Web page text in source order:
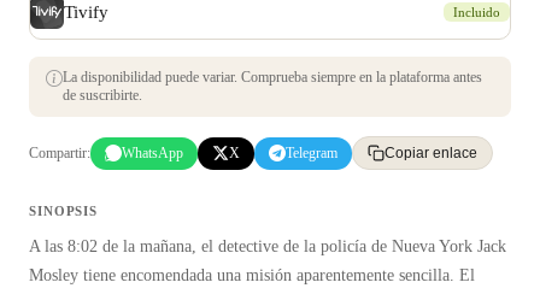
Tivify Incluido
La disponibilidad puede variar. Comprueba siempre en la plataforma antes
de suscribirte.
Compartir: WhatsApp X Telegram Copiar enlace
SINOPSIS
A las 8:02 de la mañana, el detective de la policía de Nueva York Jack
Mosley tiene encomendada una misión aparentemente sencilla. El